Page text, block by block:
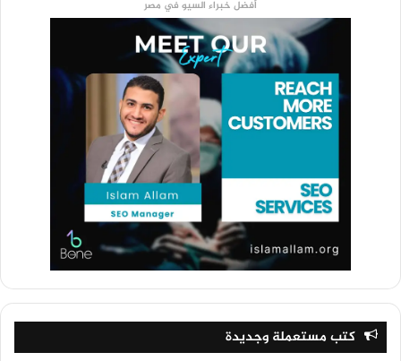
أفضل خبراء السيو في مصر
كتب مستعملة وجديدة